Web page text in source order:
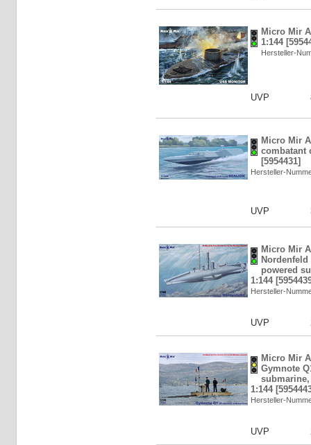
Micro Mir
1:144
Hersteller-
UVP
Micro Mir
combatant
[5954431]
Hersteller-
UVP
Micro Mir
Nordenfeld
powered
1:144
Hersteller-
UVP
Micro Mir
Gymnote
submarine,
1:144
Hersteller-
UVP